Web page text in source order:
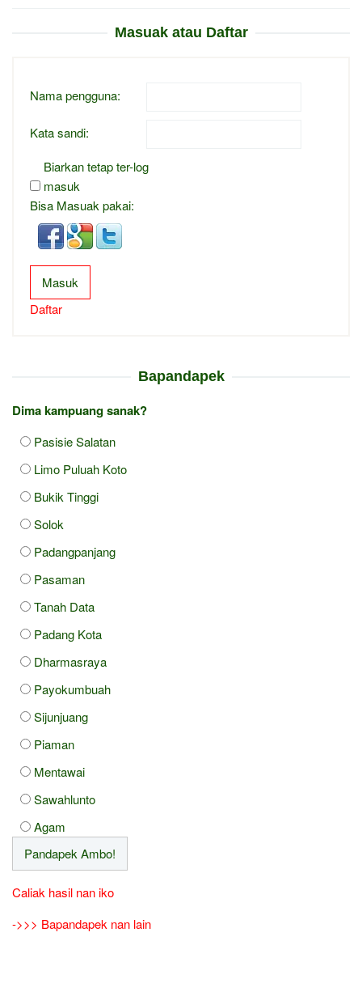
Masuak atau Daftar
Nama pengguna:
Kata sandi:
Biarkan tetap ter-log
masuk
Bisa Masuak pakai:
Masuk
Daftar
Bapandapek
Dima kampuang sanak?
Pasisie Salatan
Limo Puluah Koto
Bukik Tinggi
Solok
Padangpanjang
Pasaman
Tanah Data
Padang Kota
Dharmasraya
Payokumbuah
Sijunjuang
Piaman
Mentawai
Sawahlunto
Agam
Caliak hasil nan iko
->>> Bapandapek nan lain